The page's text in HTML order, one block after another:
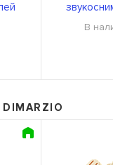
U
DiMarzio
В